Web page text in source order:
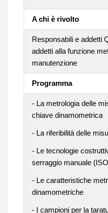
A chi è rivolto
Responsabili e addetti
addetti alla funzione
manutenzione
Programma
- La metrologia delle
chiave dinamometrica
- La riferibilità delle
- Le tecnologie
serraggio manuale
- Le caratteristiche
dinamometriche
- I campioni per la